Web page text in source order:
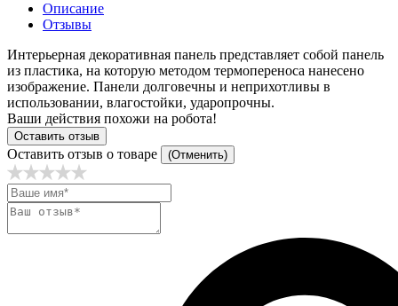
Описание
Отзывы
Интерьерная декоративная панель представляет собой панель
из пластика, на которую методом термопереноса нанесено
изображение. Панели долговечны и неприхотливы в
использовании, влагостойки, ударопрочны.
Ваши действия похожи на робота!
Оставить отзыв
Оставить отзыв о товаре (Отменить)